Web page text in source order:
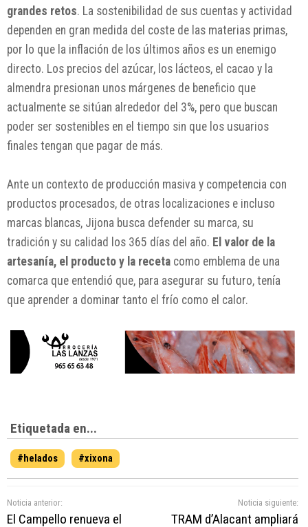
grandes retos. La sostenibilidad de sus cuentas y actividad
dependen en gran medida del coste de las materias primas,
por lo que la inflación de los últimos años es un enemigo
directo. Los precios del azúcar, los lácteos, el cacao y la
almendra presionan unos márgenes de beneficio que
actualmente se sitúan alrededor del 3%, pero que buscan
poder ser sostenibles en el tiempo sin que los usuarios
finales tengan que pagar de más.
Ante un contexto de producción masiva y competencia con
productos procesados, de otras localizaciones e incluso
marcas blancas, Jijona busca defender su marca, su
tradición y su calidad los 365 días del año. El valor de la
artesanía, el producto y la receta como emblema de una
comarca que entendió que, para asegurar su futuro, tenía
que aprender a dominar tanto el frío como el calor.
Etiquetada en...
#helados #xixona
Noticia anterior:
El Campello renueva el
Noticia siguiente:
TRAM d’Alacant ampliará